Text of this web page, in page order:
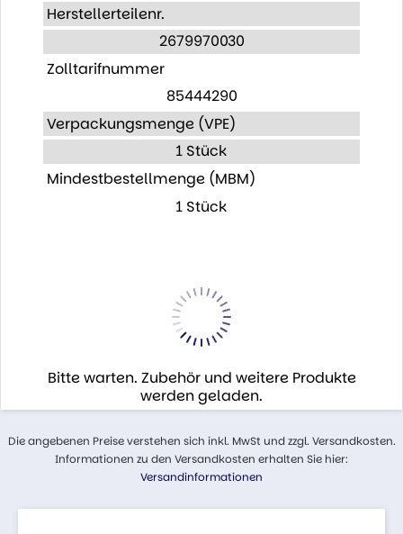
Herstellerteilenr.
2679970030
Zolltarifnummer
85444290
Verpackungsmenge (VPE)
1 Stück
Mindestbestellmenge (MBM)
1 Stück
Bitte warten. Zubehör und weitere Produkte
werden geladen.
Die angebenen Preise verstehen sich inkl. MwSt und zzgl. Versandkosten.
Informationen zu den Versandkosten erhalten Sie hier:
Versandinformationen